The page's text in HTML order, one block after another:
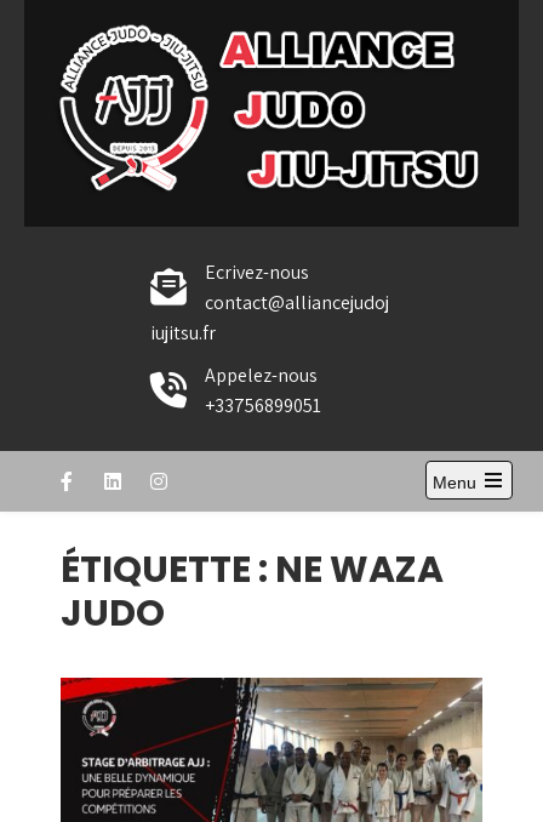
content
Alliance Judo Jiu-jitsu
Ecrivez-nous
contact@alliancejudoj
iujitsu.fr
Appelez-nous
+33756899051
Menu
Open
ÉTIQUETTE : NE WAZA
JUDO